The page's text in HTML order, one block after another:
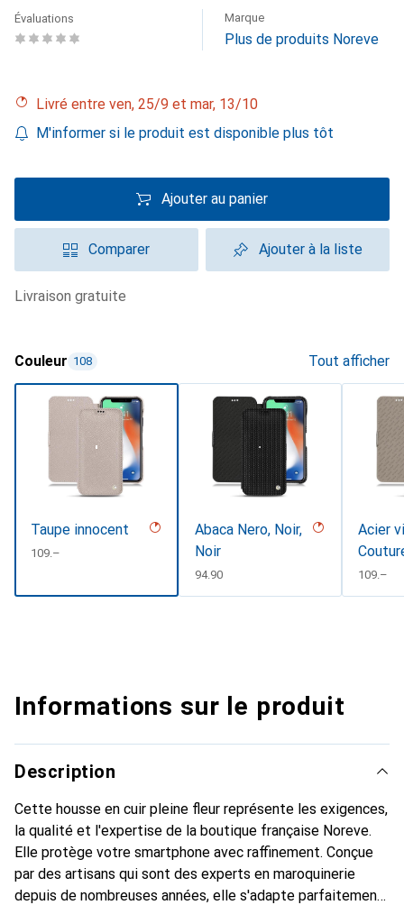
Évaluations Marque
Plus de produits Noreve
Livré entre ven, 25/9 et mar, 13/10
M'informer si le produit est disponible plus tôt
Ajouter au panier
Comparer Ajouter à la liste
livraison gratuite
Couleur 108 Tout afficher
Taupe innocent
CHF
109.–
Abaca Nero, Noir,
Noir
CHF
94.90
Acier
CHF
109.–
Informations sur le produit
Description
Cette housse en cuir pleine fleur représente les exigences,
la qualité et l'expertise de la boutique française Noreve.
Elle protège votre smartphone avec raffinement. Conçue
par des artisans qui sont des experts en maroquinerie
depuis de nombreuses années, elle s'adapte parfaitement